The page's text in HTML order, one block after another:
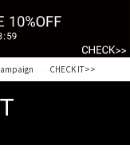
Site here. >>
Campaign CHECK IT>>